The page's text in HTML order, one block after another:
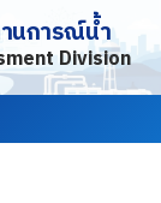
านการณ์น้ำ
Division